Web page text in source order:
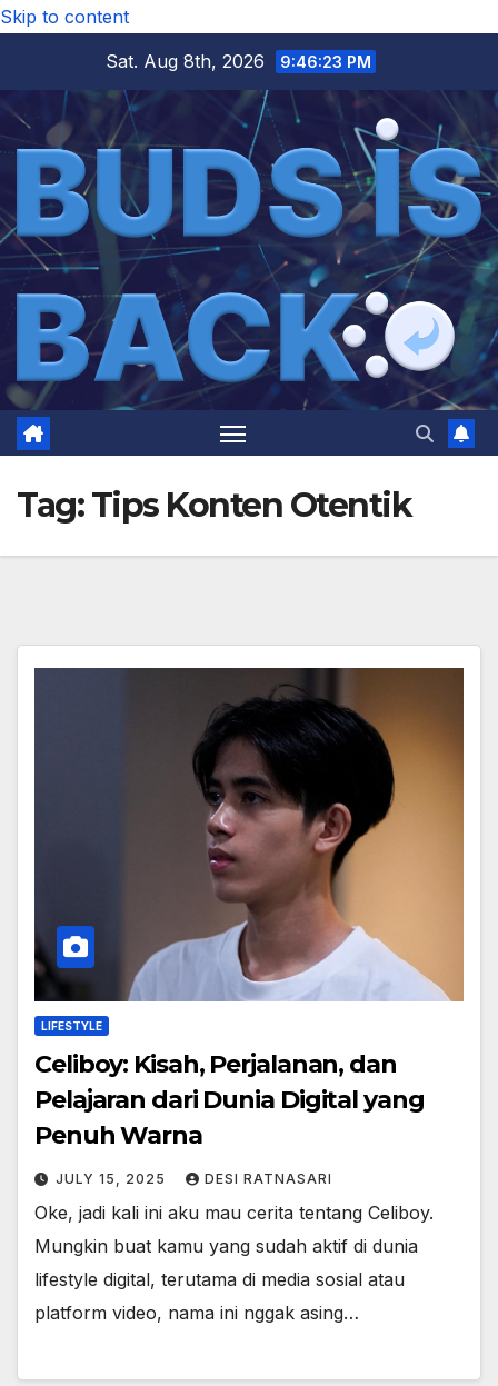
Skip to content
Sat. Aug 8th, 2026
9:46:23 PM
Tag:Tips Konten Otentik
LIFESTYLE
Celiboy: Kisah, Perjalanan, dan
Pelajaran dari Dunia Digital yang
Penuh Warna
JULY 15, 2025 DESI RATNASARI
Oke, jadi kali ini aku mau cerita tentang Celiboy.
Mungkin buat kamu yang sudah aktif di dunia
lifestyle digital, terutama di media sosial atau
platform video, nama ini nggak asing…